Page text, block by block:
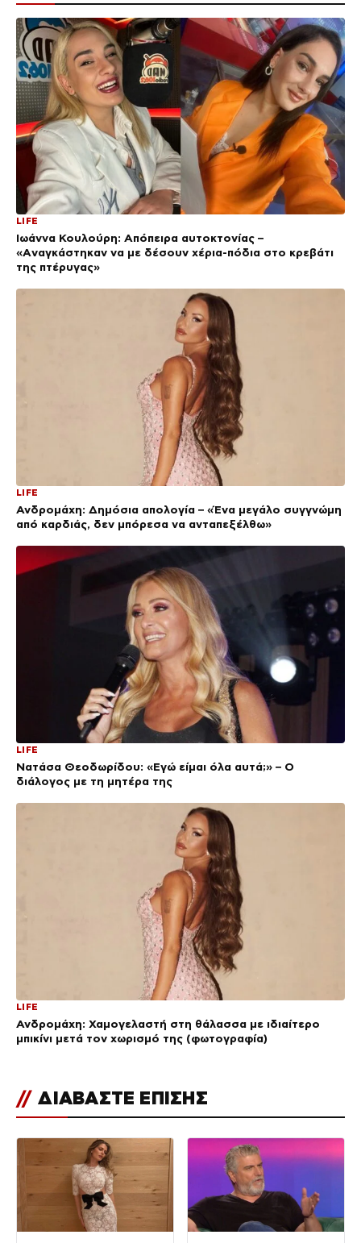
LIFE
Ιωάννα Κουλούρη: Απόπειρα αυτοκτονίας –
«Aναγκάστηκαν να με δέσουν χέρια-πόδια στο κρεβάτι
της πτέρυγας»
LIFE
Ανδρομάχη: Δημόσια απολογία – «Ένα μεγάλο συγγνώμη
από καρδιάς, δεν μπόρεσα να ανταπεξέλθω»
LIFE
Νατάσα Θεοδωρίδου: «Εγώ είμαι όλα αυτά;» – Ο
διάλογος με τη μητέρα της
LIFE
Ανδρομάχη: Χαμογελαστή στη θάλασσα με ιδιαίτερο
μπικίνι μετά τον χωρισμό της (φωτογραφία)
// ΔΙΑΒΑΣΤΕ ΕΠΙΣΗΣ